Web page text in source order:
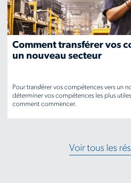
day
Comment transférer vos
un nouveau secteur
Pour transférer vos compétences vers un
déterminer vos compétences les plus
comment commencer.
ca/
Voir tous les